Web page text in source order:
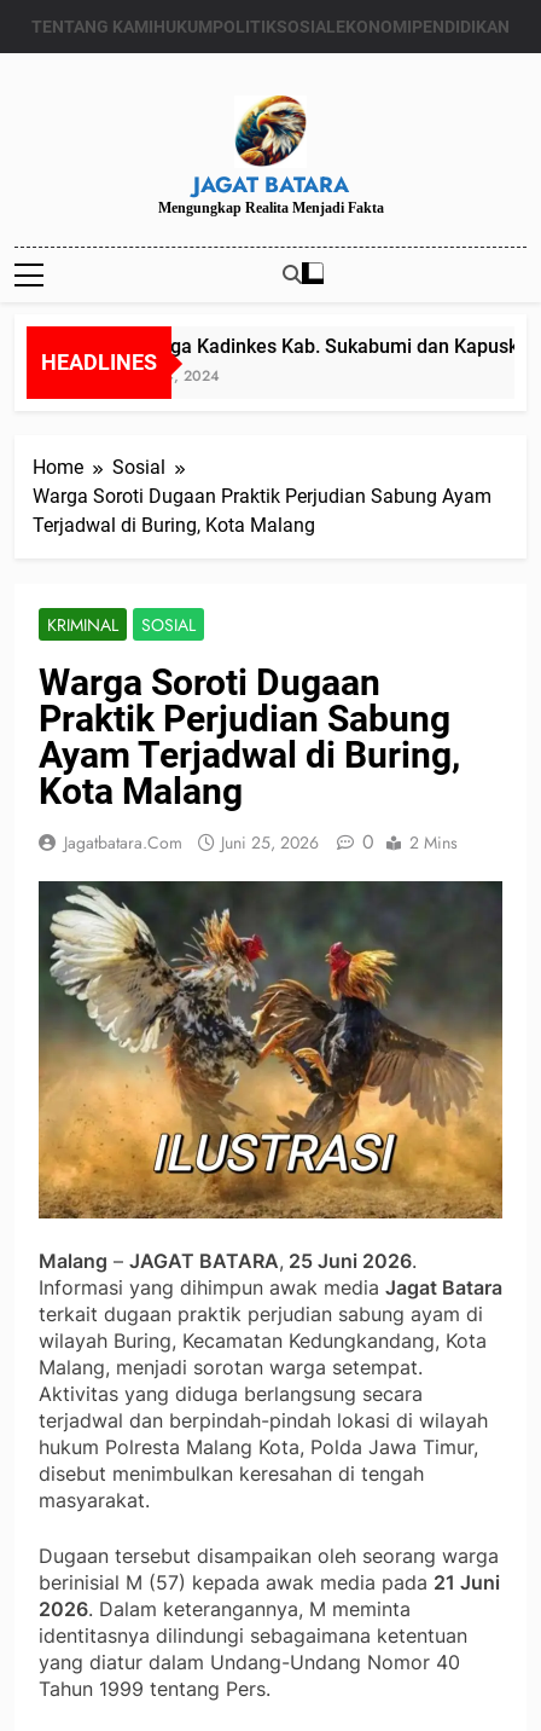
TENTANG KAMIHUKUMPOLITIKSOSIALEKONOMIPENDIDIKAN
JAGAT BATARA
Mengungkap Realita Menjadi Fakta
HEADLINES
Diduga Kadinkes Kab. Sukabumi dan
Juli 24, 2024
Home
Sosial
Warga Soroti Dugaan Praktik Perjudian Sabung Ayam
Terjadwal di Buring, Kota Malang
KRIMINAL SOSIAL
Warga Soroti Dugaan
Praktik Perjudian Sabung
Ayam Terjadwal di Buring,
Kota Malang
Jagatbatara.com Juni 25, 2026 0 2 Mins
Malang – JAGAT BATARA, 25 Juni 2026.
Informasi yang dihimpun awak media Jagat Batara
terkait dugaan praktik perjudian sabung ayam di
wilayah Buring, Kecamatan Kedungkandang, Kota
Malang, menjadi sorotan warga setempat.
Aktivitas yang diduga berlangsung secara
terjadwal dan berpindah-pindah lokasi di wilayah
hukum Polresta Malang Kota, Polda Jawa Timur,
disebut menimbulkan keresahan di tengah
masyarakat.
Dugaan tersebut disampaikan oleh seorang warga
berinisial M (57) kepada awak media pada 21 Juni
2026. Dalam keterangannya, M meminta
identitasnya dilindungi sebagaimana ketentuan
yang diatur dalam Undang-Undang Nomor 40
Tahun 1999 tentang Pers.